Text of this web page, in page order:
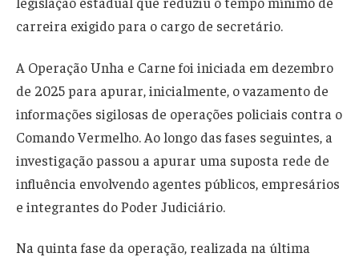
carreira exigido para o cargo de secretário.
A Operação Unha e Carne foi iniciada em dezembro
de 2025 para apurar, inicialmente, o vazamento de
informações sigilosas de operações policiais contra o
Comando Vermelho. Ao longo das fases seguintes, a
investigação passou a apurar uma suposta rede de
influência envolvendo agentes públicos, empresários
e integrantes do Poder Judiciário.
Na quinta fase da operação, realizada na última